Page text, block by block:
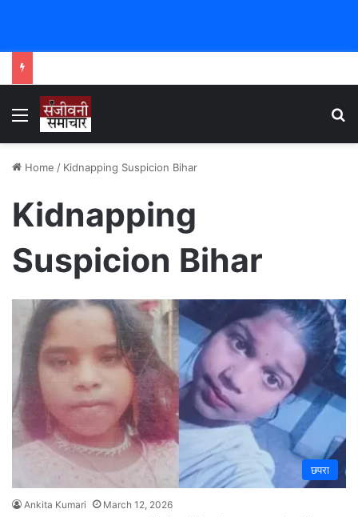
Menu
Home / Kidnapping Suspicion Bihar
Kidnapping
Suspicion Bihar
छपरा
Ankita Kumari March 12, 2026